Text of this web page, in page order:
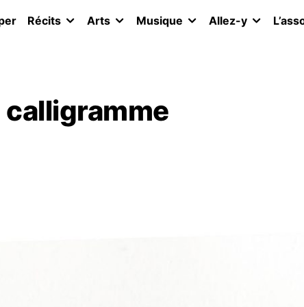
Récits Arts Musique Allez-y
calligramme